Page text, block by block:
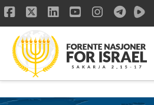
Facebook
X LinkedIn
YouTube
Instagram